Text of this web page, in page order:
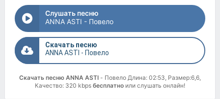
Слушать песню
ANNA ASTI - Повело
Скачать песню
ANNA ASTI - Повело
Скачать песню ANNA ASTI - Повело Длина: 02:53, Размер:6,6,
Качество: 320 kbps бесплатно или слушать онлайн!